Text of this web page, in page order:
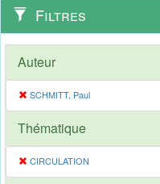
Filtres
Auteur
SCHMITT, Paul
Thématique
CIRCULATION